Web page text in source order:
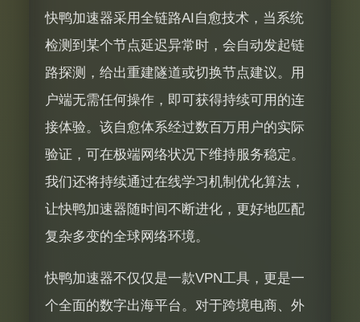
快鸭加速器采用全链路AI自愈技术，当系统
检测到某个节点延迟异常时，会自动发起链
路探测，给出重建隧道或切换节点建议。用
户端无需任何操作，即可获得持续可用的连
接体验。该自愈体系经过数百万用户的实际
验证，可在极端网络状况下维持服务稳定。
我们还将持续通过在线学习机制优化算法，
让快鸭加速器随时间不断进化，更好地匹配
复杂多变的全球网络环境。
快鸭加速器不仅仅是一款VPN工具，更是一
个全面的数字出海平台。对于跨境电商、外